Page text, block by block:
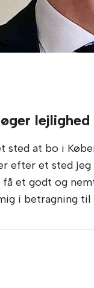
lejlighed
sted at bo i
efter et sted
få et godt og
i betragning